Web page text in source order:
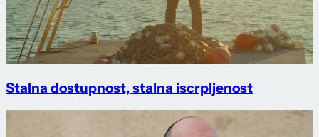
Stalna dostupnost, stalna iscrpljenost